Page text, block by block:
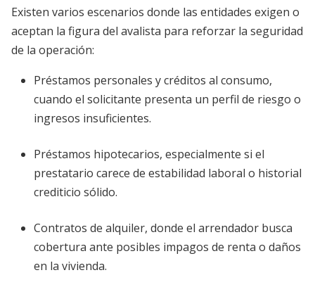
Existen varios escenarios donde las entidades exigen o
aceptan la figura del avalista para reforzar la seguridad
de la operación:
Préstamos personales y créditos al consumo,
cuando el solicitante presenta un perfil de riesgo o
ingresos insuficientes.
Préstamos hipotecarios, especialmente si el
prestatario carece de estabilidad laboral o historial
crediticio sólido.
Contratos de alquiler, donde el arrendador busca
cobertura ante posibles impagos de renta o daños
en la vivienda.